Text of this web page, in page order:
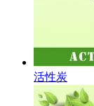
活性炭